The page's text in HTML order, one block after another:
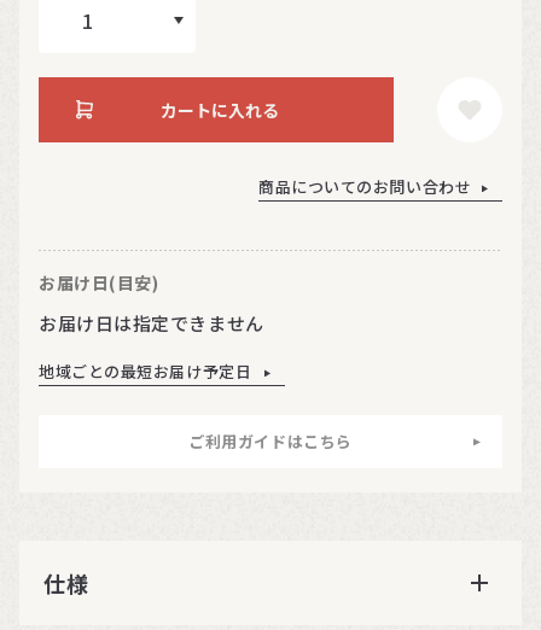
カートに入れる
商品についてのお問い合わせ
お届け日(目安)
お届け日は指定できません
地域ごとの最短お届け予定日
ご利用ガイドはこちら
仕様